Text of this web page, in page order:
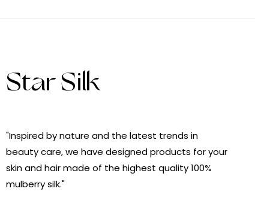
Star Silk
"Inspired by nature and the latest trends in
beauty care, we have designed products for your
skin and hair made of the highest quality 100%
mulberry silk."